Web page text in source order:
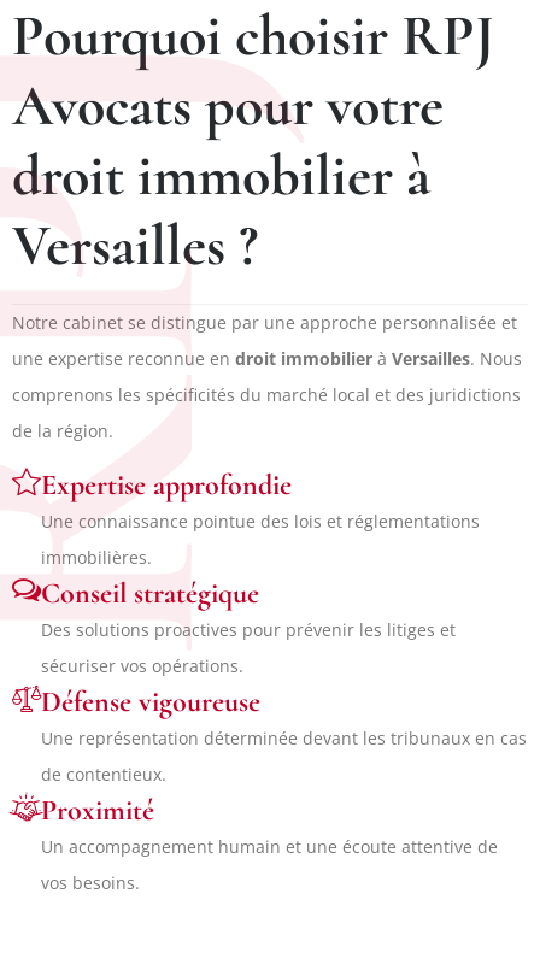
Pourquoi choisir RPJ
Avocats pour votre
droit immobilier à
Versailles ?
Notre cabinet se distingue par une approche personnalisée et
une expertise reconnue en droit immobilier à Versailles. Nous
comprenons les spécificités du marché local et des juridictions
de la région.
Expertise approfondie
Une connaissance pointue des lois et réglementations
immobilières.
Conseil stratégique
Des solutions proactives pour prévenir les litiges et
sécuriser vos opérations.
Défense vigoureuse
Une représentation déterminée devant les tribunaux en cas
de contentieux.
Proximité
Un accompagnement humain et une écoute attentive de
vos besoins.